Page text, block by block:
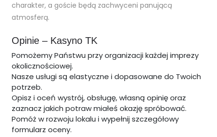
charakter, a goście będą zachwyceni panującą
atmosferą.
Opinie – Kasyno TK
Pomożemy Państwu przy organizacji każdej imprezy
okolicznościowej.
Nasze usługi są elastyczne i dopasowane do Twoich
potrzeb.
Opisz i oceń wystrój, obsługę, własną opinię oraz
zaznacz jakich potraw miałeś okazję spróbować.
Pomóż w rozwoju lokalu i wypełnij szczegółowy
formularz oceny.